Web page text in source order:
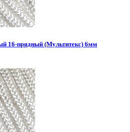
16-прядный (Мультитекс) 6мм